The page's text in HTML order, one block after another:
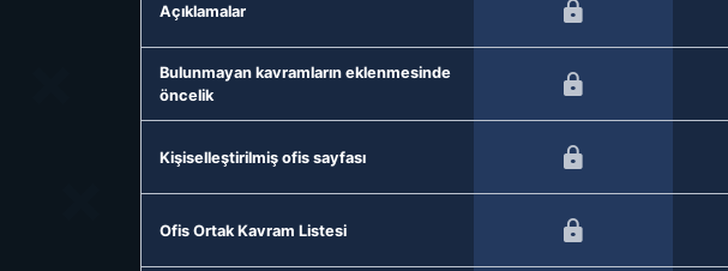
Açıklamalar
Bulunmayan kavramların eklenmesinde
öncelik
Kişiselleştirilmiş ofis sayfası
Ofis Ortak Kavram Listesi